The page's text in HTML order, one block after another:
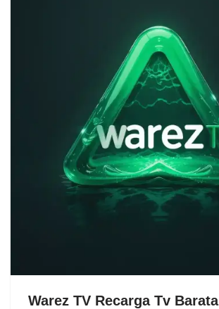
Warez TV Recarga Tv Barata